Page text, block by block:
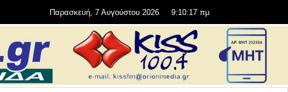
Παρασκευή, 7 Αυγούστου 2026 9:10:18 πμ